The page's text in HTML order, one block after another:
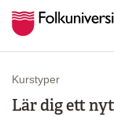
Kurstyper
Lär dig ett